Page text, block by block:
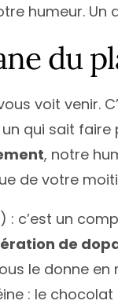
humeur. Un
du
voit venir.
qui sait
, notre
de votre
: c’est un
de
le donne
: le